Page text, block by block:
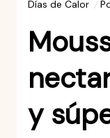
Días de Calor
y